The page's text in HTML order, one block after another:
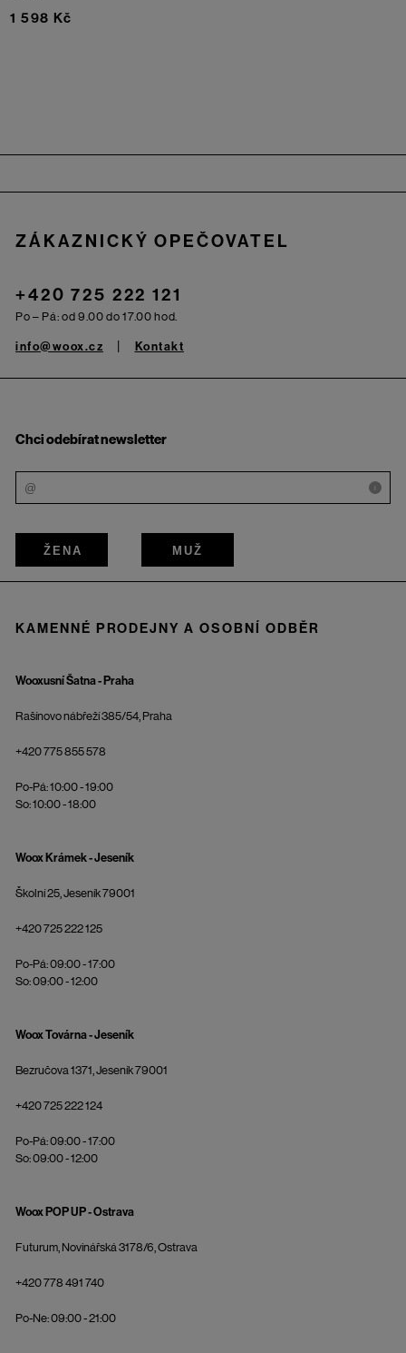
1 598 Kč
ZÁKAZNICKÝ OPEČOVATEL
+420 725 222 121
Po – Pá: od 9.00 do 17.00 hod.
info@woox.cz Kontakt
Chci odebírat newsletter
i
ŽENA MUŽ
KAMENNÉ PRODEJNY A OSOBNÍ ODBĚR
Wooxusní Šatna - Praha
Rašínovo nábřeží 385/54, Praha
+420 775 855 578
Po-Pá: 10:00 - 19:00
So: 10:00 - 18:00
Woox Krámek - Jeseník
Školní 25, Jeseník 79001
+420 725 222 125
Po-Pá: 09:00 - 17:00
So: 09:00 - 12:00
Woox Továrna - Jeseník
Bezručova 1371, Jeseník 79001
+420 725 222 124
Po-Pá: 09:00 - 17:00
So: 09:00 - 12:00
Woox POP UP - Ostrava
Futurum, Novinářská 3178/6, Ostrava
+420 778 491 740
Po-Ne: 09:00 - 21:00